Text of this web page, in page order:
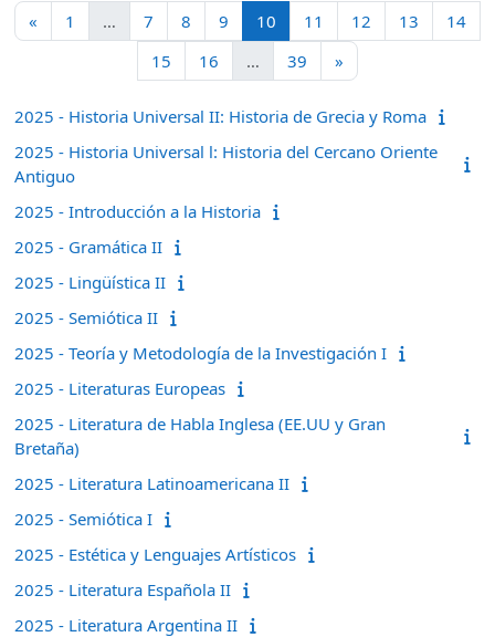
« Página anterior
1 … 7 Página 7
8 Página 8
9 Página 9
10 Página 10
11 Página 11
12 Página 12
13 Página 13
14
15Página 15
16Página 16
… 39Página 39
»Siguiente página
2025 - Historia Universal II: Historia de Grecia y Roma
2025 - Historia Universal l: Historia del Cercano Oriente
Antiguo
2025 - Introducción a la Historia
2025 - Gramática II
2025 - Lingüística II
2025 - Semiótica II
2025 - Teoría y Metodología de la Investigación I
2025 - Literaturas Europeas
2025 - Literatura de Habla Inglesa (EE.UU y Gran
Bretaña)
2025 - Literatura Latinoamericana II
2025 - Semiótica I
2025 - Estética y Lenguajes Artísticos
2025 - Literatura Española II
2025 - Literatura Argentina II